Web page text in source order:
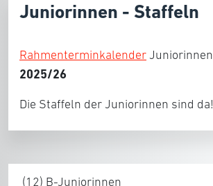
Juniorinnen - Staffeln
Rahmenterminkalender Juniorinnen
2025/26
Die Staffeln der Juniorinnen sind da!
(12) B-Juniorinnen